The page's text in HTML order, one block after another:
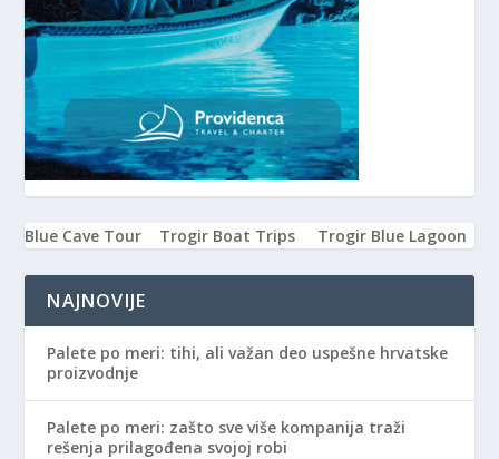
Blue Cave Tour Trogir Boat Trips Trogir Blue Lagoon
NAJNOVIJE
Palete po meri: tihi, ali važan deo uspešne hrvatske
proizvodnje
Palete po meri: zašto sve više kompanija traži
rešenja prilagođena svojoj robi